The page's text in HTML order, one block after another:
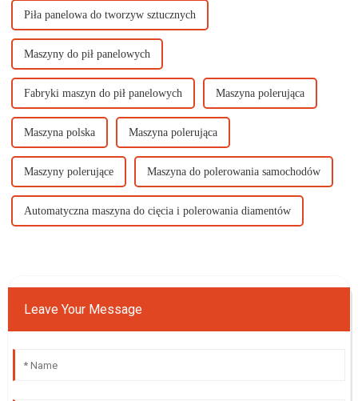
Piła panelowa do tworzyw sztucznych
Maszyny do pił panelowych
Fabryki maszyn do pił panelowych Maszyna polerująca
Maszyna polska Maszyna polerująca
Maszyny polerujące Maszyna do polerowania samochodów
Automatyczna maszyna do cięcia i polerowania diamentów
Leave Your Message